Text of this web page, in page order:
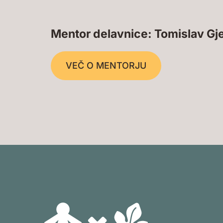
Mentor delavnice: Tomislav
VEČ O MENTORJU